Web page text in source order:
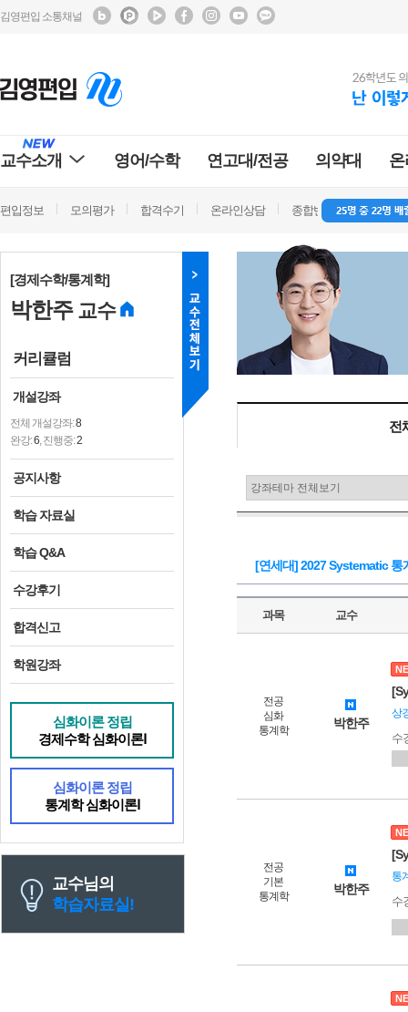
김영편입 소통채널
교수소개 영어/수학 연고대/전공 의약대
편입정보 모의평가 합격수기 온라인상담 종합반 방문상담
[경제수학/통계학]
박한주교수
커리큘럼
개설강좌
전체 개설강좌:8
완강:6, 진행중:2
공지사항
학습 자료실
학습 Q&A
수강후기
합격신고
학원강좌
심화이론 정립
경제수학 심화이론Ⅰ
심화이론 정립
통계학 심화이론Ⅰ
교수님의
학습자료실!
전
[연세대] 2027 Systematic 통
과목 교수
전공
심화
통계학
박한주
상
수
전공
기본
통계학
박한주
통
수